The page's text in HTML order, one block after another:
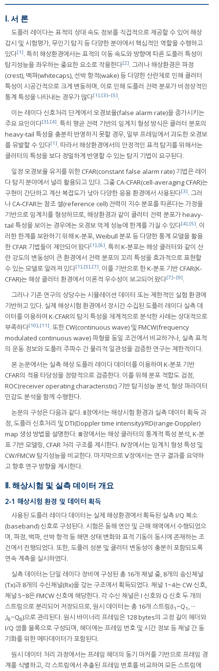
Ⅰ. 서 론
도플러 레이다는 표적의 상대 속도 정보를 직접적으로 제공할 수 있어 해상
감시 및 시험평가, 무인기 탐지 등 다양한 분야에서 핵심적인 역할을 수행하고
있다[1]. 특히 해상환경에서는 표적의 이동 속도와 방향에 따른 도플러 특성이
탐지성능을 좌우하는 중요한 요소로 작용한다[2]. 그러나 해상환경은 파정
(crest), 백파(whitecaps), 선박 항적(wake) 등 다양한 산란체로 인해 클러터
특성이 시공간적으로 크게 변동하며, 이로 인해 도플러 전력 분포가 비정상적인
통계 특성을 나타내는 경우가 많다[1],[3]~[5].
이는 레이다 신호처리 단계에서 오경보율(false alarm rate)을 증가시키는
주요 요인이다[3],[4]. 특히 평균 전력 기반의 임계치 형성 방식은 클러터 분포의
heavy-tail 특성을 충분히 반영하지 못할 경우, 일부 프레임에서 과도한 오경보
를 유발할 수 있다[1]. 따라서 해상환경에서의 안정적인 표적 탐지를 위해서는
클러터의 특성을 보다 정밀하게 반영할 수 있는 탐지 기법이 요구된다.
일정 오경보율 유지를 위한 CFAR(constant false alarm rate) 기법은 레이
다 탐지 분야에서 널리 활용되고 있다. 그중 CA-CFAR(cell-averaging CFAR)는
구현이 간단하고 계산 복잡도가 낮아 다양한 응용 환경에서 사용된다[3]. 그러
나 CA-CFAR는 참조 셀(reference cell) 전력이 지수 분포를 따른다는 가정을
기반으로 임계치를 형성하므로, 해상환경과 같이 클러터 전력 분포가 heavy-
tail 특성을 보이는 경우에는 오경보 억제 성능에 한계를 가질 수 있다[4],[5]. 이
러한 한계를 보완하기 위해 K-분포, Weibull 분포 등 다양한 통계 모델을 활용
한 CFAR 기법들이 제안되어 왔다[1],[6]. 특히 K-분포는 해상 클러터와 같이 산
란 강도의 변동성이 큰 환경에서 전력 분포의 꼬리 특성을 효과적으로 표현할
수 있는 모델로 알려져 있다[1],[5],[7]. 이를 기반으로 한 K-분포 기반 CFAR(K-
CFAR)는 해상 클러터 환경에서 이론적 우수성이 보고되어 왔다[7]~[9].
그러나 기존 연구의 상당수는 시뮬레이션 데이터 또는 제한적인 실험 환경에
기반하고 있다. 실제 해상시험 환경에서 장시간 수집된 도플러 레이다 실측 데
이터를 이용하여 K-CFAR의 탐지 특성을 체계적으로 분석한 사례는 상대적으로
부족하다[10],[11]. 또한 CW(continuous wave) 및 FMCW(frequency
modulated continuous wave) 파형을 동일 조건에서 비교하거나, 실측 표적
의 운동 정보와 도플러 주파수 간 물리적 일관성을 검증한 연구는 제한적이다.
본 논문에서는 실측 해상 도플러 레이다 데이터를 이용하여 K-분포 기반
CFAR의 적용 타당성을 정량적으로 검증한다. 이를 위해 분포 적합도 검정,
ROC(receiver operating characteristic) 기반 탐지성능 분석, 형상 파라미터
민감도 분석을 함께 수행한다.
논문의 구성은 다음과 같다. Ⅱ장에서는 해상시험 환경과 실측 데이터 획득 과
정, 도플러 신호처리 및 DTI(Doppler time intensity)/RD(range-Doppler)
map 생성 방법을 설명한다. Ⅲ장에서는 해상 클러터의 통계적 특성 분석, K-분
포 기반 모델링, CFAR 처리 구조를 제시한다. Ⅳ장에서는 임계치 형성 특성 및
CW/FMCW 탐지성능을 비교한다. 마지막으로 Ⅴ장에서는 연구 결과를 요약하
고 향후 연구 방향을 제시한다.
Ⅱ. 해상시험 및 실측 데이터 개요
2-1 해상시험 환경 및 데이터 획득
사용된 도플러 레이다 데이터는 실제 해상환경에서 획득된 실측 I/Q 복소
(baseband) 신호로 구성된다. 시험은 동해 연안 및 근해 해역에서 수행되었으
며, 파정, 백파, 선박 항적 등 해면 상태 변화와 표적 기동이 동시에 존재하는 조
건에서 진행되었다. 또한, 도플러 성분 및 클러터 변동성이 충분히 포함되도록
연속 계측을 실시하였다.
실측 데이터는 단일 레이다 장비에 구성된 총 16개 채널 중, 8개의 송신채널
(Tx)과 8개의 수신채널(Rx)을 갖는 구조에서 획득되었다. 채널 1~4는 CW 신호,
채널 5~8은 FMCW 신호에 해당한다. 각 수신 채널은 I 신호와 Q 신호 두 개의
스트림으로 분리되어 저장되므로, 원시 데이터는 총 16개 스트림(I1 ~Q1 , ···
,I8~Q8)으로 관리된다. 원시 바이너리 프레임은 128 bytes의 고정 길이 헤더와
I/Q 샘플 블록으로 구성되며, 헤더에는 프레임 번호 및 시간 정보 등 채널 간 동
기화를 위한 메타데이터가 포함된다.
원시 데이터 처리 과정에서는 프레임 헤더의 동기 마커를 기반으로 프레임 경
계를 식별하고, 각 스트림에서 추출된 프레임 번호를 비교하여 모든 스트림에